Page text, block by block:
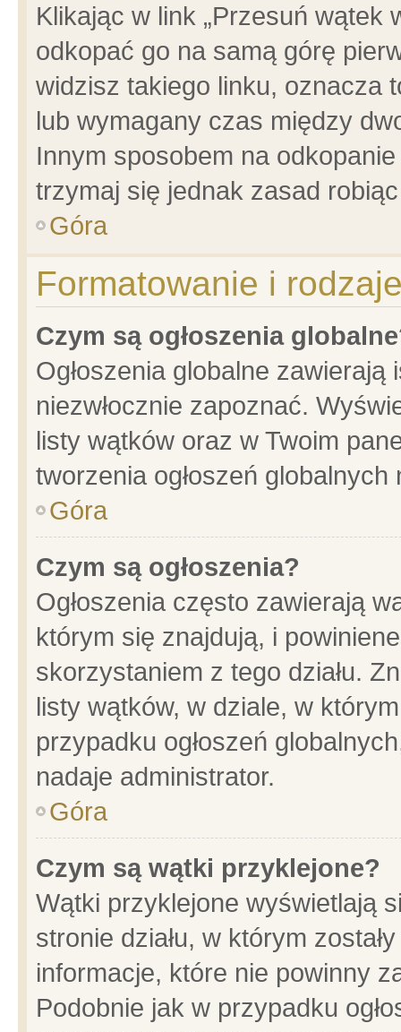
Klikając w link „Przesuń wątek
odkopać go na samą górę
widzisz takiego linku, oznacza
lub wymagany czas między
Innym sposobem na
trzymaj się jednak zasad
Góra
Formatowanie i
Czym są ogłoszenia
Ogłoszenia globalne
niezwłocznie zapoznać.
listy wątków oraz w Twoim
tworzenia ogłoszeń
Góra
Czym są ogłoszenia?
Ogłoszenia często zawierają
którym się znajdują, i
skorzystaniem z tego działu.
listy wątków, w dziale, w
przypadku ogłoszeń
nadaje administrator.
Góra
Czym są wątki przyklejone?
Wątki przyklejone wyświetlają
stronie działu, w którym
informacje, które nie powinny
Podobnie jak w przypadku